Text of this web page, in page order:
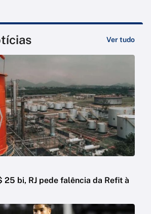
Ver tudo
25 bi, RJ pede falência da Refit à